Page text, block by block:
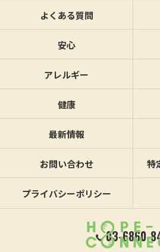
03-6860-
よくある質問
安心
アレルギー
健康
最新情報
お問い合わせ 特
プライバシーポリシー